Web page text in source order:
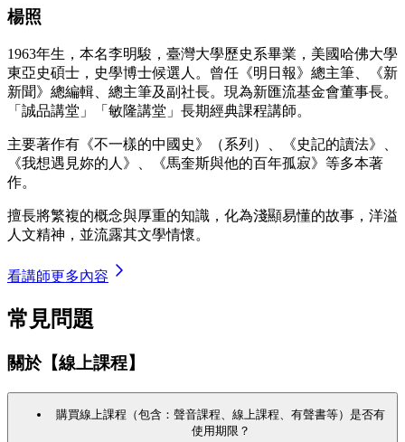
楊照
1963年生，本名李明駿，臺灣大學歷史系畢業，美國哈佛大學
東亞史碩士，史學博士候選人。曾任《明日報》總主筆、《新
新聞》總編輯、總主筆及副社長。現為新匯流基金會董事長。
「誠品講堂」「敏隆講堂」長期經典課程講師。
主要著作有《不一樣的中國史》（系列）、《史記的讀法》、
《我想遇見妳的人》、《馬奎斯與他的百年孤寂》等多本著
作。
擅長將繁複的概念與厚重的知識，化為淺顯易懂的故事，洋溢
人文精神，並流露其文學情懷。
看講師更多內容
常見問題
關於【線上課程】
購買線上課程（包含：聲音課程、線上課程、有聲書等）是否有
使用期限？